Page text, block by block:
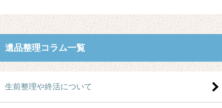
遺品整理コラム一覧
生前整理や終活について